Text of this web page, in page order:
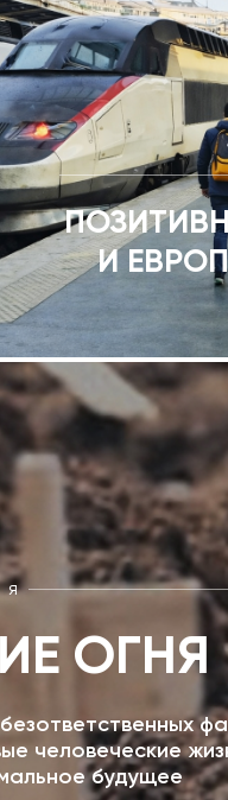
И
ОГНЯ
человеческие
будущее